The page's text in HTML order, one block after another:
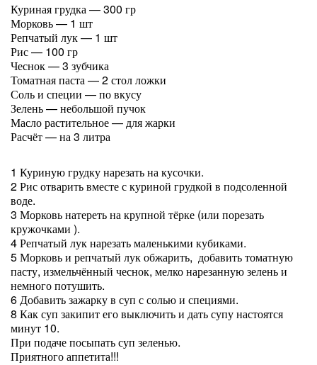
Куриная грудка — 300 гр
Морковь — 1 шт
Репчатый лук — 1 шт
Рис — 100 гр
Чеснок — 3 зубчика
Томатная паста — 2 стол ложки
Соль и специи — по вкусу
Зелень — небольшой пучок
Масло растительное — для жарки
Расчёт — на 3 литра
1 Куриную грудку нарезать на кусочки.
2 Рис отварить вместе с куриной грудкой в подсоленной
воде.
3 Морковь натереть на крупной тёрке (или порезать
кружочками ).
4 Репчатый лук нарезать маленькими кубиками.
5 Морковь и репчатый лук обжарить, добавить томатную
пасту, измельчённый чеснок, мелко нарезанную зелень и
немного потушить.
6 Добавить зажарку в суп с солью и специями.
8 Как суп закипит его выключить и дать супу настоятся
минут 10.
При подаче посыпать суп зеленью.
Приятного аппетита!!!